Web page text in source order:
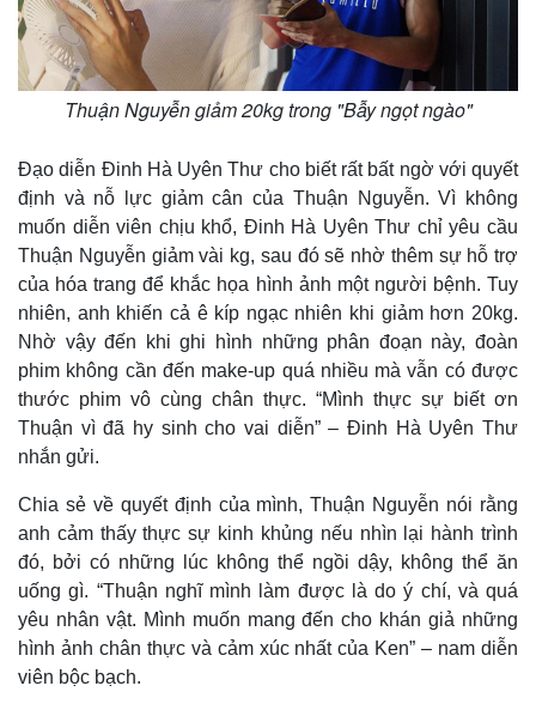
Kinh tế
Bất động sản
Khởi nghiệp
Thị trường
Giá vàng
Tiêu dùng
Tỷ giá
Chứng khoán
Giá cà phê
Thuận Nguyễn giảm 20kg trong "Bẫy ngọt ngào"
Đạo diễn Đinh Hà Uyên Thư cho biết rất bất ngờ với quyết
định và nỗ lực giảm cân của Thuận Nguyễn. Vì không
muốn diễn viên chịu khổ, Đinh Hà Uyên Thư chỉ yêu cầu
Thuận Nguyễn giảm vài kg, sau đó sẽ nhờ thêm sự hỗ trợ
của hóa trang để khắc họa hình ảnh một người bệnh. Tuy
nhiên, anh khiến cả ê kíp ngạc nhiên khi giảm hơn 20kg.
Nhờ vậy đến khi ghi hình những phân đoạn này, đoàn
phim không cần đến make-up quá nhiều mà vẫn có được
thước phim vô cùng chân thực. “Mình thực sự biết ơn
Thuận vì đã hy sinh cho vai diễn” – Đinh Hà Uyên Thư
nhắn gửi.
Chia sẻ về quyết định của mình, Thuận Nguyễn nói rằng
anh cảm thấy thực sự kinh khủng nếu nhìn lại hành trình
đó, bởi có những lúc không thể ngồi dậy, không thể ăn
uống gì. “Thuận nghĩ mình làm được là do ý chí, và quá
yêu nhân vật. Mình muốn mang đến cho khán giả những
hình ảnh chân thực và cảm xúc nhất của Ken” – nam diễn
viên bộc bạch.